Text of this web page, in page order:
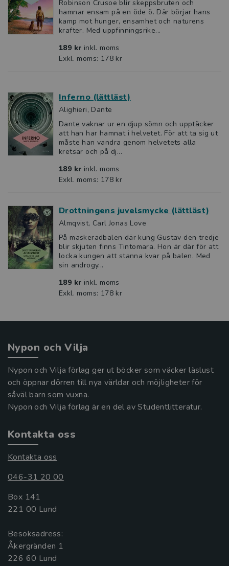
Robinson Crusoe blir skeppsbruten och
hamnar ensam på en öde ö. Där börjar hans
kamp mot hunger, ensamhet och naturens
krafter. Med uppfinningsrike...
189 kr inkl. moms
Exkl. moms: 178 kr
Inferno (lättläst)
Alighieri, Dante
Dante vaknar ur en djup sömn och upptäcker
att han har hamnat i helvetet. För att ta sig ut
måste han vandra genom helvetets alla
kretsar och på dj...
189 kr inkl. moms
Exkl. moms: 178 kr
Drottningens juvelsmycke (lättläst)
Almqvist, Carl Jonas Love
På maskeradbalen där kung Gustav den tredje
blir skjuten finns Tintomara. Hon är där för att
locka kungen att stanna kvar på balen. Med
sin androgy...
189 kr inkl. moms
Exkl. moms: 178 kr
Nypon och Vilja
Nypon och Vilja förlag ger ut böcker som väcker läslust
och öppnar dörren till nya världar och möjligheter för
såväl barn som vuxna.
Nypon och Vilja förlag är en del av Studentlitteratur.
Kontakta oss
Kontakta oss
046-31 20 00
Box 141
221 00 Lund
Besöksadress:
Åkergränden 1